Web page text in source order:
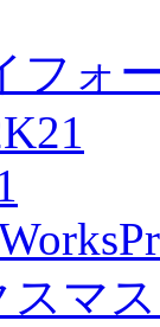
フォ
スマ